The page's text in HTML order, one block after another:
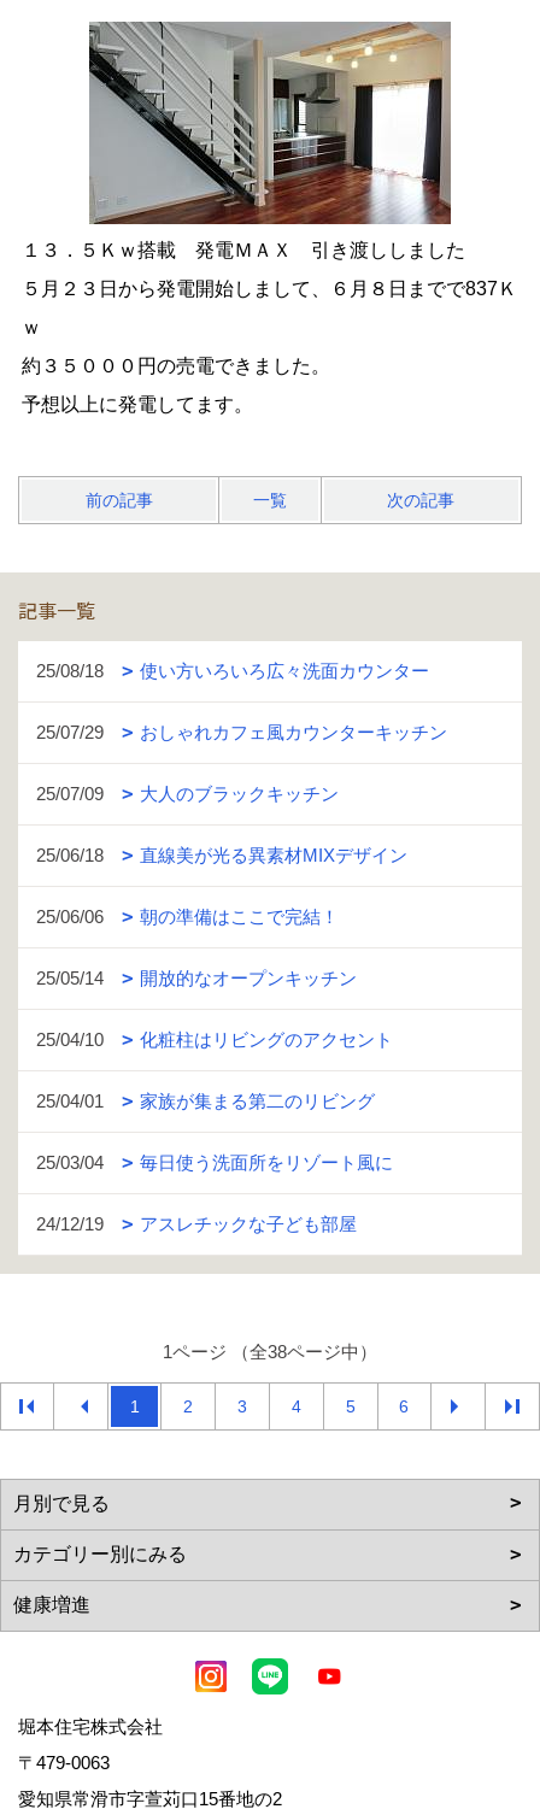
１３．５Ｋｗ搭載 発電ＭＡＸ 引き渡ししました
５月２３日から発電開始しまして、６月８日までで837Ｋ
ｗ
約３５０００円の売電できました。
予想以上に発電してます。
前の記事 一覧 次の記事
記事一覧
25/08/18 使い方いろいろ広々洗面カウンター
25/07/29 おしゃれカフェ風カウンターキッチン
25/07/09 大人のブラックキッチン
25/06/18 直線美が光る異素材MIXデザイン
25/06/06 朝の準備はここで完結！
25/05/14 開放的なオープンキッチン
25/04/10 化粧柱はリビングのアクセント
25/04/01 家族が集まる第二のリビング
25/03/04 毎日使う洗面所をリゾート風に
24/12/19 アスレチックな子ども部屋
1ページ （全38ページ中）
1 2 3 4 5 6
堀本住宅株式会社
〒479-0063
愛知県常滑市字萱苅口15番地の2